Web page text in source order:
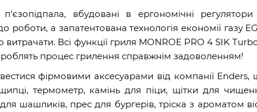
вбудовані в ергономічні
роботи, а запатентована технологія економії
Всі функції гриля MONROE PRO 4 SIK
процес грилення справжнім задоволенням!
фірмовими аксесуарами від компанії
термометр, камінь для піци, щітки для
шашликів, прес для бургерів, тріска з ароматом